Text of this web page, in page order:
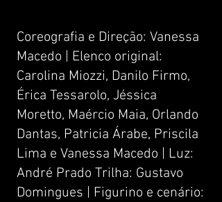
Coreografia e Direção: Vanessa
Macedo | Elenco original:
Carolina Miozzi, Danilo Firmo,
Érica Tessarolo, Jéssica
Moretto, Maércio Maia, Orlando
Dantas, Patricia Árabe, Priscila
Lima e Vanessa Macedo | Luz:
André Prado Trilha: Gustavo
Domingues | Figurino e cenário: